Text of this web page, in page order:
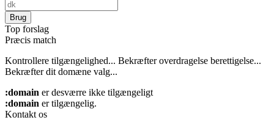
Brug
Top forslag
Præcis match
Kontrollere tilgængelighed... Bekræfter overdragelse berettigelse...
Bekræfter dit domæne valg...
:domain er desværre ikke tilgængeligt
:domain er tilgængelig.
Kontakt os